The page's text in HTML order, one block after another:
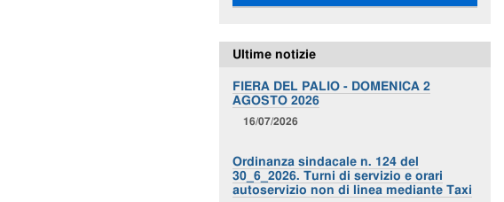
Ultime notizie
FIERA DEL PALIO - DOMENICA 2
AGOSTO 2026
16/07/2026
Ordinanza sindacale n. 124 del
30_6_2026. Turni di servizio e orari
autoservizio non di linea mediante Taxi